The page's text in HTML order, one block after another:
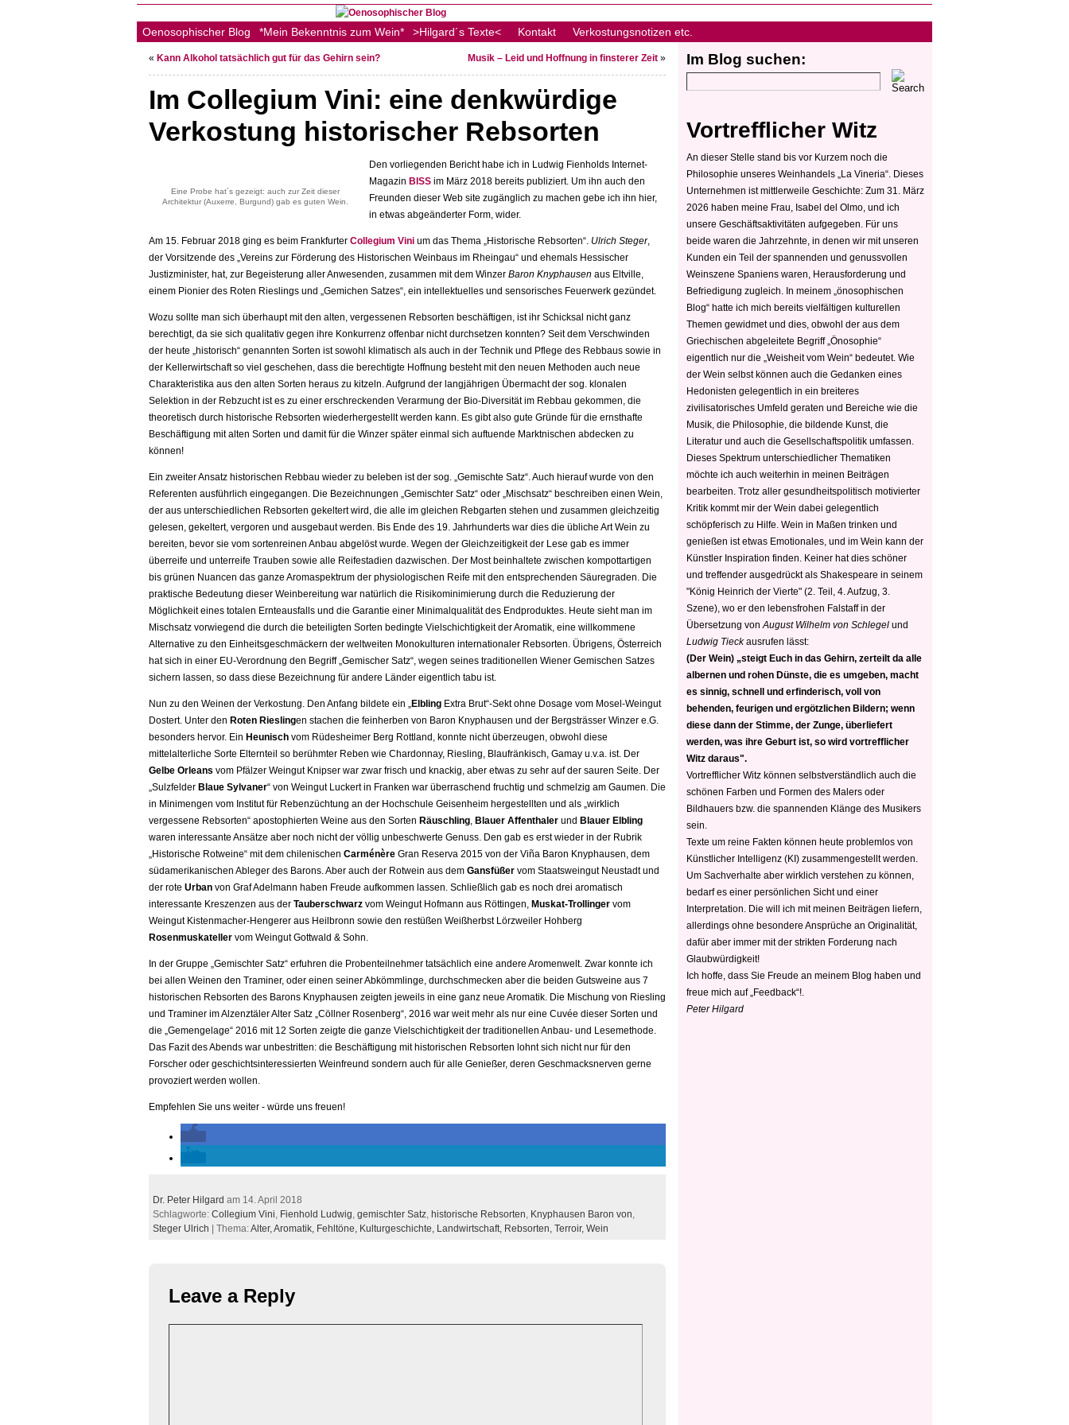
Oenosophischer Blog *Mein Bekenntnis zum Wein* >Hilgard´s Texte< Kontakt Verkostungsnotizen etc.
« Kann Alkohol tatsächlich gut für das Gehirn sein? Musik – Leid und Hoffnung in finsterer Zeit »
Im Collegium Vini: eine denkwürdige
Verkostung historischer Rebsorten
Eine Probe hat´s gezeigt: auch zur Zeit dieser
Architektur (Auxerre, Burgund) gab es guten Wein.
Den vorliegenden Bericht habe ich in Ludwig Fienholds Internet-
Magazin BISS im März 2018 bereits publiziert. Um ihn auch den
Freunden dieser Web site zugänglich zu machen gebe ich ihn hier,
in etwas abgeänderter Form, wider.
Am 15. Februar 2018 ging es beim Frankfurter Collegium Vini um das Thema „Historische Rebsorten“. Ulrich Steger,
der Vorsitzende des „Vereins zur Förderung des Historischen Weinbaus im Rheingau“ und ehemals Hessischer
Justizminister, hat, zur Begeisterung aller Anwesenden, zusammen mit dem Winzer Baron Knyphausen aus Eltville,
einem Pionier des Roten Rieslings und „Gemichen Satzes“, ein intellektuelles und sensorisches Feuerwerk gezündet.
Wozu sollte man sich überhaupt mit den alten, vergessenen Rebsorten beschäftigen, ist ihr Schicksal nicht ganz
berechtigt, da sie sich qualitativ gegen ihre Konkurrenz offenbar nicht durchsetzen konnten? Seit dem Verschwinden
der heute „historisch“ genannten Sorten ist sowohl klimatisch als auch in der Technik und Pflege des Rebbaus sowie in
der Kellerwirtschaft so viel geschehen, dass die berechtigte Hoffnung besteht mit den neuen Methoden auch neue
Charakteristika aus den alten Sorten heraus zu kitzeln. Aufgrund der langjährigen Übermacht der sog. klonalen
Selektion in der Rebzucht ist es zu einer erschreckenden Verarmung der Bio-Diversität im Rebbau gekommen, die
theoretisch durch historische Rebsorten wiederhergestellt werden kann. Es gibt also gute Gründe für die ernsthafte
Beschäftigung mit alten Sorten und damit für die Winzer später einmal sich auftuende Marktnischen abdecken zu
können!
Ein zweiter Ansatz historischen Rebbau wieder zu beleben ist der sog. „Gemischte Satz“. Auch hierauf wurde von den
Referenten ausführlich eingegangen. Die Bezeichnungen „Gemischter Satz“ oder „Mischsatz“ beschreiben einen Wein,
der aus unterschiedlichen Rebsorten gekeltert wird, die alle im gleichen Rebgarten stehen und zusammen gleichzeitig
gelesen, gekeltert, vergoren und ausgebaut werden. Bis Ende des 19. Jahrhunderts war dies die übliche Art Wein zu
bereiten, bevor sie vom sortenreinen Anbau abgelöst wurde. Wegen der Gleichzeitigkeit der Lese gab es immer
überreife und unterreife Trauben sowie alle Reifestadien dazwischen. Der Most beinhaltete zwischen kompottartigen
bis grünen Nuancen das ganze Aromaspektrum der physiologischen Reife mit den entsprechenden Säuregraden. Die
praktische Bedeutung dieser Weinbereitung war natürlich die Risikominimierung durch die Reduzierung der
Möglichkeit eines totalen Ernteausfalls und die Garantie einer Minimalqualität des Endproduktes. Heute sieht man im
Mischsatz vorwiegend die durch die beteiligten Sorten bedingte Vielschichtigkeit der Aromatik, eine willkommene
Alternative zu den Einheitsgeschmäckern der weltweiten Monokulturen internationaler Rebsorten. Übrigens, Österreich
hat sich in einer EU-Verordnung den Begriff „Gemischer Satz“, wegen seines traditionellen Wiener Gemischen Satzes
sichern lassen, so dass diese Bezeichnung für andere Länder eigentlich tabu ist.
Nun zu den Weinen der Verkostung. Den Anfang bildete ein „Elbling Extra Brut“-Sekt ohne Dosage vom Mosel-Weingut
Dostert. Unter den Roten Rieslingen stachen die feinherben von Baron Knyphausen und der Bergsträsser Winzer e.G.
besonders hervor. Ein Heunisch vom Rüdesheimer Berg Rottland, konnte nicht überzeugen, obwohl diese
mittelalterliche Sorte Elternteil so berühmter Reben wie Chardonnay, Riesling, Blaufränkisch, Gamay u.v.a. ist. Der
Gelbe Orleans vom Pfälzer Weingut Knipser war zwar frisch und knackig, aber etwas zu sehr auf der sauren Seite. Der
„Sulzfelder Blaue Sylvaner“ von Weingut Luckert in Franken war überraschend fruchtig und schmelzig am Gaumen. Die
in Minimengen vom Institut für Rebenzüchtung an der Hochschule Geisenheim hergestellten und als „wirklich
vergessene Rebsorten“ apostophierten Weine aus den Sorten Räuschling, Blauer Affenthaler und Blauer Elbling
waren interessante Ansätze aber noch nicht der völlig unbeschwerte Genuss. Den gab es erst wieder in der Rubrik
„Historische Rotweine“ mit dem chilenischen Carménère Gran Reserva 2015 von der Viña Baron Knyphausen, dem
südamerikanischen Ableger des Barons. Aber auch der Rotwein aus dem Gansfüßer vom Staatsweingut Neustadt und
der rote Urban von Graf Adelmann haben Freude aufkommen lassen. Schließlich gab es noch drei aromatisch
interessante Kreszenzen aus der Tauberschwarz vom Weingut Hofmann aus Röttingen, Muskat-Trollinger vom
Weingut Kistenmacher-Hengerer aus Heilbronn sowie den restüßen Weißherbst Lörzweiler Hohberg
Rosenmuskateller vom Weingut Gottwald & Sohn.
In der Gruppe „Gemischter Satz“ erfuhren die Probenteilnehmer tatsächlich eine andere Aromenwelt. Zwar konnte ich
bei allen Weinen den Traminer, oder einen seiner Abkömmlinge, durchschmecken aber die beiden Gutsweine aus 7
historischen Rebsorten des Barons Knyphausen zeigten jeweils in eine ganz neue Aromatik. Die Mischung von Riesling
und Traminer im Alzenztäler Alter Satz „Cöllner Rosenberg“, 2016 war weit mehr als nur eine Cuvée dieser Sorten und
die „Gemengelage“ 2016 mit 12 Sorten zeigte die ganze Vielschichtigkeit der traditionellen Anbau- und Lesemethode.
Das Fazit des Abends war unbestritten: die Beschäftigung mit historischen Rebsorten lohnt sich nicht nur für den
Forscher oder geschichtsinteressierten Weinfreund sondern auch für alle Genießer, deren Geschmacksnerven gerne
provoziert werden wollen.
Empfehlen Sie uns weiter - würde uns freuen!
Dr. Peter Hilgard am 14. April 2018
Schlagworte: Collegium Vini, Fienhold Ludwig, gemischter Satz, historische Rebsorten, Knyphausen Baron von,
Steger Ulrich | Thema:Alter,Aromatik, Fehltöne, Kulturgeschichte, Landwirtschaft, Rebsorten, Terroir, Wein
Leave a Reply
Im Blog suchen:
Vortrefflicher Witz
An dieser Stelle stand bis vor Kurzem noch die
Philosophie unseres Weinhandels „La Vineria“. Dieses
Unternehmen ist mittlerweile Geschichte: Zum 31. März
2026 haben meine Frau, Isabel del Olmo, und ich
unsere Geschäftsaktivitäten aufgegeben. Für uns
beide waren die Jahrzehnte, in denen wir mit unseren
Kunden ein Teil der spannenden und genussvollen
Weinszene Spaniens waren, Herausforderung und
Befriedigung zugleich. In meinem „önosophischen
Blog“ hatte ich mich bereits vielfältigen kulturellen
Themen gewidmet und dies, obwohl der aus dem
Griechischen abgeleitete Begriff „Önosophie“
eigentlich nur die „Weisheit vom Wein“ bedeutet. Wie
der Wein selbst können auch die Gedanken eines
Hedonisten gelegentlich in ein breiteres
zivilisatorisches Umfeld geraten und Bereiche wie die
Musik, die Philosophie, die bildende Kunst, die
Literatur und auch die Gesellschaftspolitik umfassen.
Dieses Spektrum unterschiedlicher Thematiken
möchte ich auch weiterhin in meinen Beiträgen
bearbeiten. Trotz aller gesundheitspolitisch motivierter
Kritik kommt mir der Wein dabei gelegentlich
schöpferisch zu Hilfe. Wein in Maßen trinken und
genießen ist etwas Emotionales, und im Wein kann der
Künstler Inspiration finden. Keiner hat dies schöner
und treffender ausgedrückt als Shakespeare in seinem
"König Heinrich der Vierte" (2. Teil, 4. Aufzug, 3.
Szene), wo er den lebensfrohen Falstaff in der
Übersetzung von August Wilhelm von Schlegel und
Ludwig Tieckausrufen lässt:
(Der Wein) „steigt Euch in das Gehirn, zerteilt da alle
albernen und rohen Dünste, die es umgeben, macht
es sinnig, schnell und erfinderisch, voll von
behenden, feurigen und ergötzlichen Bildern; wenn
diese dann der Stimme, der Zunge, überliefert
werden, was ihre Geburt ist, so wird vortrefflicher
Witz daraus".
Vortrefflicher Witz können selbstverständlich auch die
schönen Farben und Formen des Malers oder
Bildhauers bzw. die spannenden Klänge des Musikers
sein.
Texte um reine Fakten können heute problemlos von
Künstlicher Intelligenz (KI) zusammengestellt werden.
Um Sachverhalte aber wirklich verstehen zu können,
bedarf es einer persönlichen Sicht und einer
Interpretation. Die will ich mit meinen Beiträgen liefern,
allerdings ohne besondere Ansprüche an Originalität,
dafür aber immer mit der strikten Forderung nach
Glaubwürdigkeit!
Ich hoffe, dass Sie Freude an meinem Blog haben und
freue mich auf „Feedback“!.
Peter Hilgard